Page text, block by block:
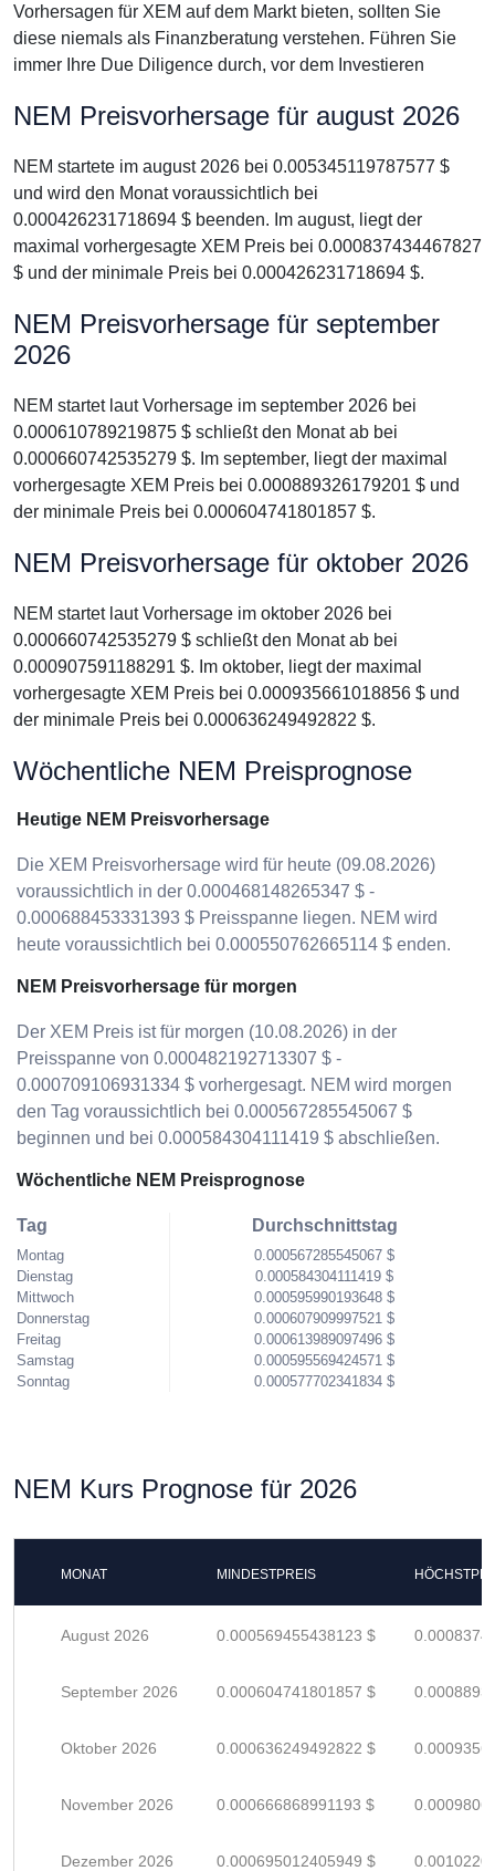
Vorhersagen für XEM auf dem Markt bieten, sollten Sie
diese niemals als Finanzberatung verstehen. Führen Sie
immer Ihre Due Diligence durch, vor dem Investieren
NEM Preisvorhersage für august 2026
NEM startete im august 2026 bei 0.005345119787577 $
und wird den Monat voraussichtlich bei
0.000426231718694 $ beenden. Im august, liegt der
maximal vorhergesagte XEM Preis bei 0.000837434467827
$ und der minimale Preis bei 0.000426231718694 $.
NEM Preisvorhersage für september
2026
NEM startet laut Vorhersage im september 2026 bei
0.000610789219875 $ schließt den Monat ab bei
0.000660742535279 $. Im september, liegt der maximal
vorhergesagte XEM Preis bei 0.000889326179201 $ und
der minimale Preis bei 0.000604741801857 $.
NEM Preisvorhersage für oktober 2026
NEM startet laut Vorhersage im oktober 2026 bei
0.000660742535279 $ schließt den Monat ab bei
0.000907591188291 $. Im oktober, liegt der maximal
vorhergesagte XEM Preis bei 0.000935661018856 $ und
der minimale Preis bei 0.000636249492822 $.
Wöchentliche NEM Preisprognose
Heutige NEM Preisvorhersage
Die XEM Preisvorhersage wird für heute (09.08.2026)
voraussichtlich in der 0.000468148265347 $ -
0.000688453331393 $ Preisspanne liegen. NEM wird
heute voraussichtlich bei 0.000550762665114 $ enden.
NEM Preisvorhersage für morgen
Der XEM Preis ist für morgen (10.08.2026) in der
Preisspanne von 0.000482192713307 $ -
0.000709106931334 $ vorhergesagt. NEM wird morgen
den Tag voraussichtlich bei 0.000567285545067 $
beginnen und bei 0.000584304111419 $ abschließen.
Wöchentliche NEM Preisprognose
Tag
Montag
Dienstag
Mittwoch
Donnerstag
Freitag
Samstag
Sonntag
Durchschnittstag
0.000567285545067 $
0.000584304111419 $
0.000595990193648 $
0.000607909997521 $
0.000613989097496 $
0.000595569424571 $
0.000577702341834 $
NEM Kurs Prognose für 2026
MONAT MINDESTPREIS
August 2026 0.000569455438123 $
September 2026 0.000604741801857 $
Oktober 2026 0.000636249492822 $
November 2026 0.000666868991193 $
Dezember 2026 0.000695012405949 $